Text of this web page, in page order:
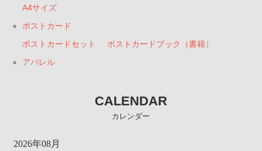
A4サイズ
ポストカード
ポストカードセット
ポストカードブック（書籍）
アパレル
CALENDAR
カレンダー
2026年08月